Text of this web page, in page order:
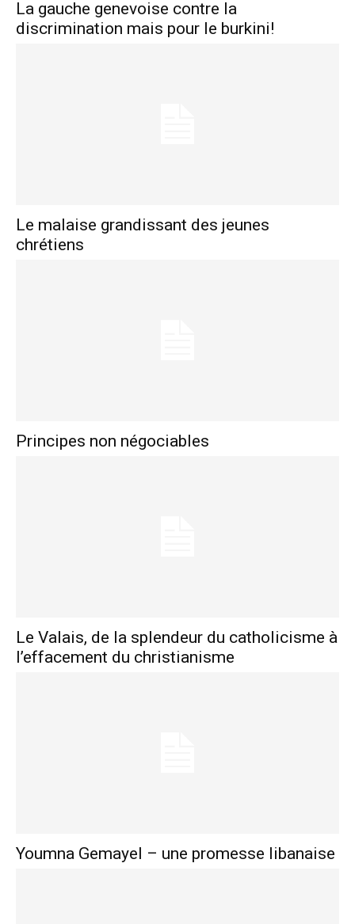
La gauche genevoise contre la
discrimination mais pour le burkini!
Le malaise grandissant des jeunes
chrétiens
Principes non négociables
Le Valais, de la splendeur du catholicisme à
l’effacement du christianisme
Youmna Gemayel – une promesse libanaise